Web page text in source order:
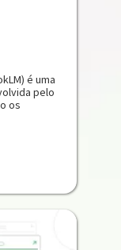
é uma
pelo
os